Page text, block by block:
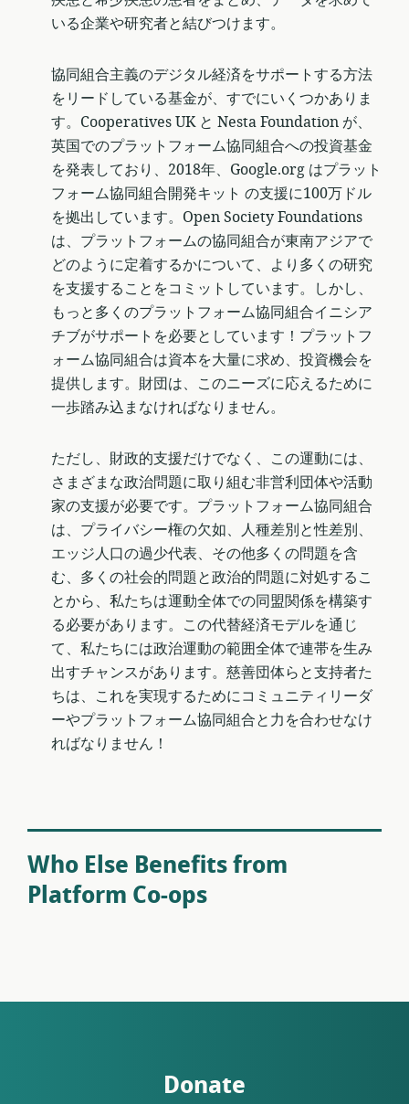
いる企業や研究者と結びつけます。
協同組合主義のデジタル経済をサポートする方法
をリードしている基金が、すでにいくつかありま
す。Cooperatives UK と Nesta Foundation が、
英国でのプラットフォーム協同組合への投資基金
を発表しており、2018年、Google.org はプラット
フォーム協同組合開発キット の支援に100万ドル
を拠出しています。Open Society Foundations
は、プラットフォームの協同組合が東南アジアで
どのように定着するかについて、より多くの研究
を支援することをコミットしています。しかし、
もっと多くのプラットフォーム協同組合イニシア
チブがサポートを必要としています！プラットフ
ォーム協同組合は資本を大量に求め、投資機会を
提供します。財団は、このニーズに応えるために
一歩踏み込まなければなりません。
ただし、財政的支援だけでなく、この運動には、
さまざまな政治問題に取り組む非営利団体や活動
家の支援が必要です。プラットフォーム協同組合
は、プライバシー権の欠如、人種差別と性差別、
エッジ人口の過少代表、その他多くの問題を含
む、多くの社会的問題と政治的問題に対処するこ
とから、私たちは運動全体での同盟関係を構築す
る必要があります。この代替経済モデルを通じ
て、私たちには政治運動の範囲全体で連帯を生み
出すチャンスがあります。慈善団体らと支持者た
ちは、これを実現するためにコミュニティリーダ
ーやプラットフォーム協同組合と力を合わせなけ
ればなりません！
Who Else Benefits from
Platform Co-ops
Donate